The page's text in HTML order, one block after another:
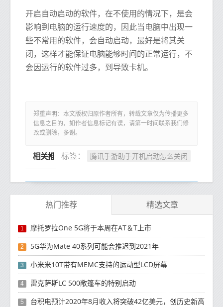
开启自动启动的软件，在不使用的情况下，是会
影响到电脑的运行速度的，因此当电脑中出现一
些不常用的软件，会自动启动，最好是将其关
闭，这样才能保证电脑能够时间的正常运行，不
会因运行的软件过多，到导致卡机。
郑重声明：本文版权归原作者所有，转载文章仅为传播更多
信息之目的，如作者信息标记有误，请第一时间联系我们修
改或删除，多谢。
标签： 腾讯手游助手开机启动怎么关闭
相关推荐
热门推荐 精选文章
1 摩托罗拉One 5G将于本周在AT＆T上市
2 5G华为Mate 40系列可能会推迟到2021年
3 小米米10T带有MEMC支持的运动型LCD屏幕
4 雷克萨斯LC 500敞篷车的特别启动
5 台积电预计2020年8月收入将突破42亿美元，创历史新高